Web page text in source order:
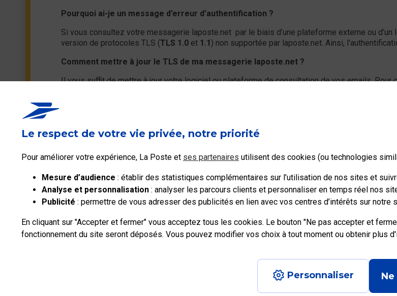
Le respect de votre vie privée, notre priorité
Pour améliorer votre expérience, La Poste et ses partenaires utilisent des cookies (ou technologies
Mesure d’audience : établir des statistiques complémentaires sur l’utilisation de nos sites et
Analyse et personnalisation : analyser les parcours clients et personnaliser en temps réel nos
Publicité : permettre de vous adresser des publicités en lien avec vos centres d’intérêts sur notre
En cliquant sur "Accepter et fermer" vous acceptez tous les cookies. Le bouton "Ne pas accepter et
fonctionnement du site seront déposés. Vous pouvez modifier vos choix à tout moment ou obtenir plus
Personnaliser
Pourquoi ai-je un message d’erreur d’authentification ?
Si vous consultez votre messagerie laposte.net par le biais d’une plateforme externe ou
version de protocoles TLS (TLS 1.0 et 1.1) non supportée par laposte.net. Ainsi,
Comment mettre à jour le TLS de ma messagerie laposte.net ?
Il vous suffit de mettre à jour votre logiciel ou plateforme de consultation de vos emails.
Aide en ligne|Plan du